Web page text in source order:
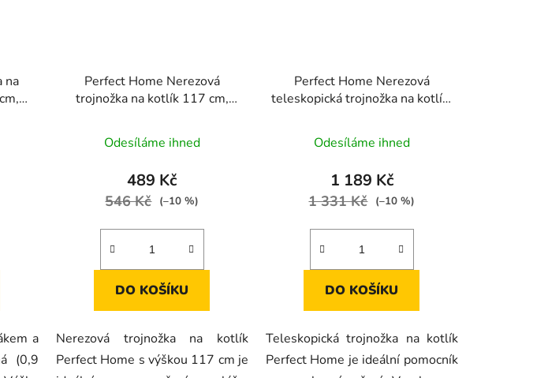
na
a
(0,9
Perfect Home Nerezová
trojnožka na kotlík 117 cm,
Odesíláme ihned
489 Kč
546 Kč (–10 %)
DO KOŠÍKU
Nerezová trojnožka na kotlík
Perfect Home s výškou 117 cm je
Perfect Home Nerezová
teleskopická trojnožka na kotlík,
Odesíláme ihned
1 189 Kč
1 331 Kč (–10 %)
DO KOŠÍKU
Teleskopická trojnožka na kotlík
Perfect Home je ideální pomocník